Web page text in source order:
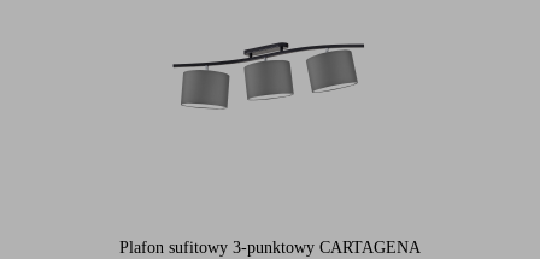
Plafon sufitowy 3-punktowy CARTAGENA